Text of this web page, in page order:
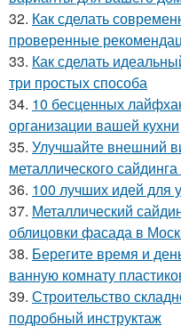
32. Как сделать
проверенные
33. Как сделать
три простых способа
34. 10 бесценных
организации вашей кухни
35. Улучшайте внешний
металлического
36. 100 лучших идей для
37. Металлический
облицовки фасада в
38. Берегите время и
ванную комнату
39. Строительство
подробный инструктаж